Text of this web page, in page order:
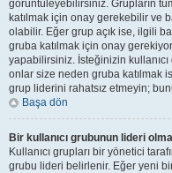
görüntüleyebilirsiniz. Grupların
katılmak için onay gerekebilir ve
olabilir. Eğer grup açık ise, ilgili
gruba katılmak için onay
yapabilirsiniz. İsteğinizin
onlar size neden gruba katılmak
grup liderini rahatsız etmeyin;
Başa dön
Bir kullanıcı grubunun lideri
Kullanıcı grupları bir yönetici
grubu lideri belirlenir. Eğer yeni